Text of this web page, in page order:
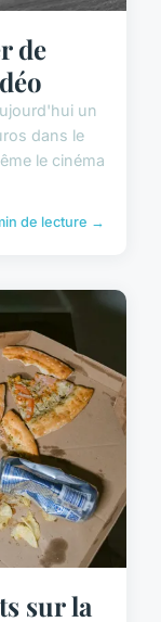
de
un
dans le
le cinéma
de lecture →
sur la